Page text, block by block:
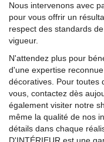
Nous intervenons avec
pour vous offrir un
respect des standards
vigueur.
N'attendez plus pour
d'une expertise
décoratives. Pour toutes
vous, contactez dès
également visiter notre
même la qualité de nos
détails dans chaque